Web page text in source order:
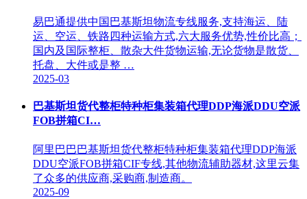
易巴通提供中国巴基斯坦物流专线服务,支持海运、陆
运、空运、铁路四种运输方式,六大服务优势,性价比高；
国内及国际整柜、散杂大件货物运输,无论货物是散货、
托盘、大件或是整 …
2025-03
巴基斯坦货代整柜特种柜集装箱代理DDP海派DDU空派
FOB拼箱CI…
阿里巴巴巴基斯坦货代整柜特种柜集装箱代理DDP海派
DDU空派FOB拼箱CIF专线,其他物流辅助器材,这里云集
了众多的供应商,采购商,制造商。
2025-09